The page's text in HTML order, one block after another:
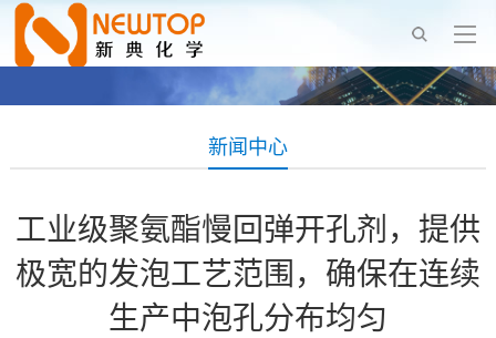
新闻中心
工业级聚氨酯慢回弹开孔剂，提供
极宽的发泡工艺范围，确保在连续
生产中泡孔分布均匀